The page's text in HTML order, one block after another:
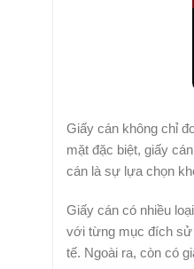
Giấy cán không chỉ
mặt đặc biệt, giấy
cán là sự lựa chọn
Giấy cán có nhiều
với từng mục đích sử
tế. Ngoài ra, còn có